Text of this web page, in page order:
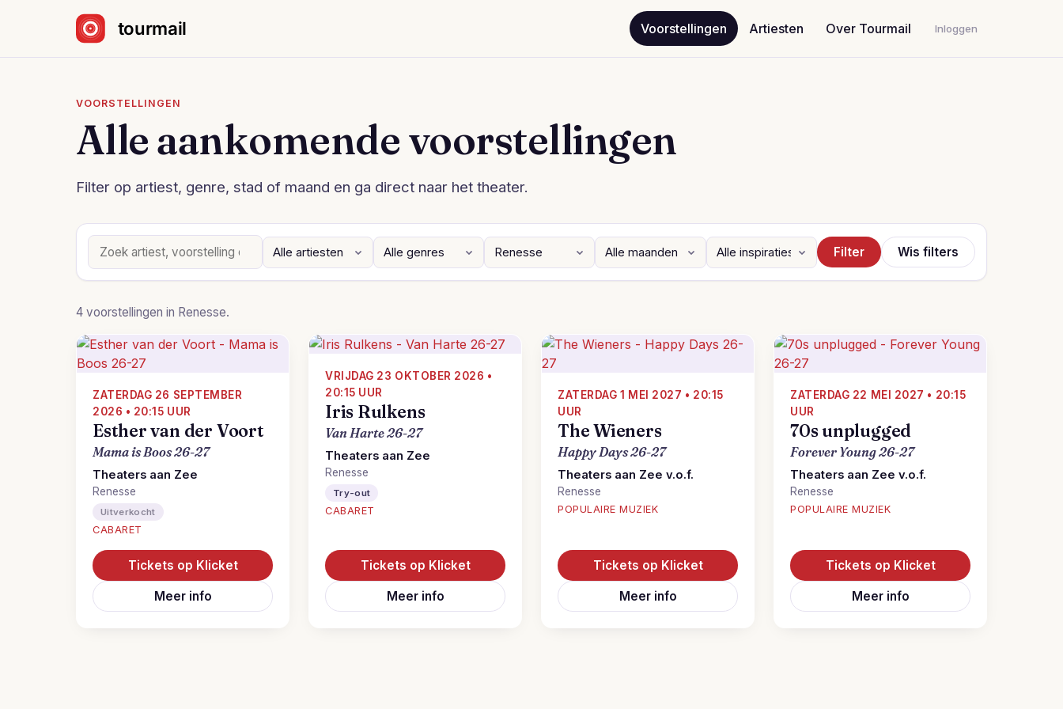
Voorstellingen
Artiesten Over Tourmail Inloggen
VOORSTELLINGEN
Alle aankomende voorstellingen
Filter op artiest, genre, stad of maand en ga direct naar het theater.
Filter Wis filters
4 voorstellingen in Renesse.
ZATERDAG 26 SEPTEMBER
2026 • 20:15 UUR
Esther van der Voort
Mama is Boos 26-27
Theaters aan Zee
Renesse
Uitverkocht
CABARET
Tickets op Klicket
Meer info
VRIJDAG 23 OKTOBER 2026 •
20:15 UUR
Iris Rulkens
Van Harte 26-27
Theaters aan Zee
Renesse
Try-out
CABARET
Tickets op Klicket
Meer info
ZATERDAG 1 MEI 2027 • 20:15
UUR
The Wieners
Happy Days 26-27
Theaters aan Zee v.o.f.
Renesse
POPULAIRE MUZIEK
Tickets op Klicket
Meer info
ZATERDAG 22 MEI 2027 • 20:15
UUR
70s unplugged
Forever Young 26-27
Theaters aan Zee v.o.f.
Renesse
POPULAIRE MUZIEK
Tickets op Klicket
Meer info